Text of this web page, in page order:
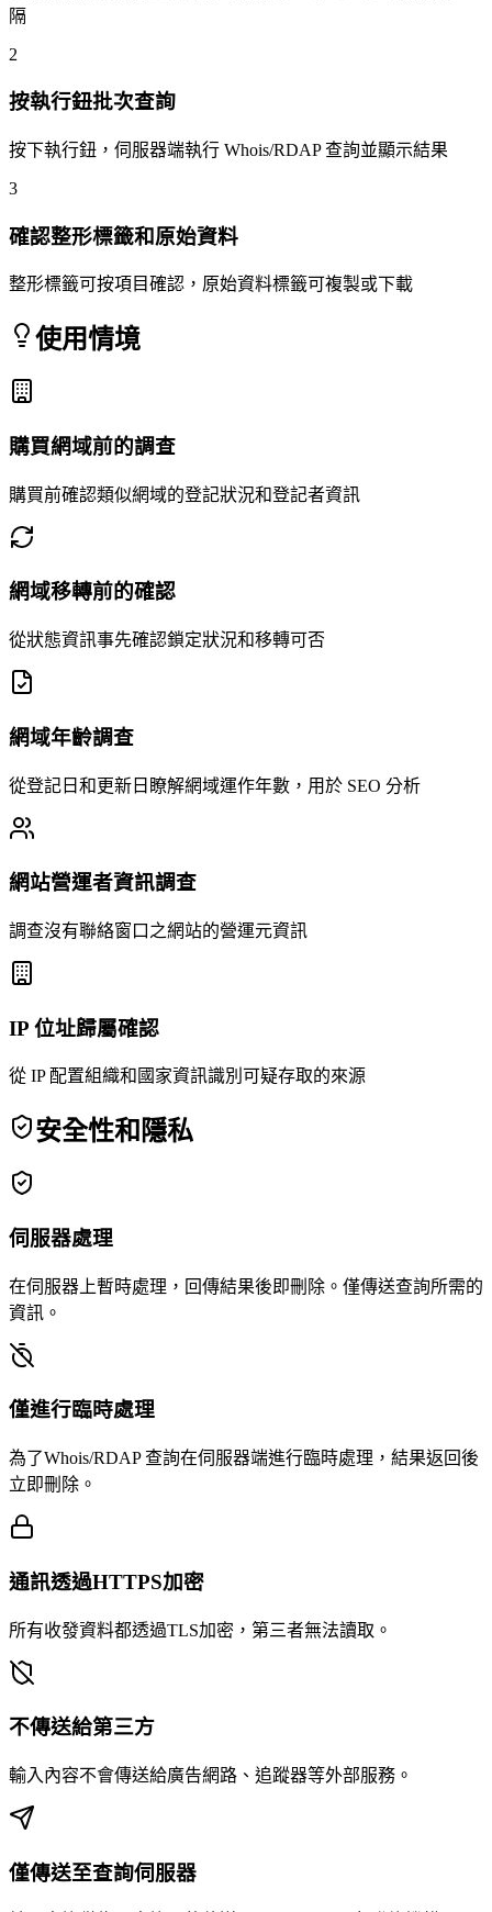
隔
2
按執行鈕批次查詢
按下執行鈕，伺服器端執行 Whois/RDAP 查詢並顯示結果
3
確認整形標籤和原始資料
整形標籤可按項目確認，原始資料標籤可複製或下載
使用情境
購買網域前的調查
購買前確認類似網域的登記狀況和登記者資訊
網域移轉前的確認
從狀態資訊事先確認鎖定狀況和移轉可否
網域年齡調查
從登記日和更新日瞭解網域運作年數，用於 SEO 分析
網站營運者資訊調查
調查沒有聯絡窗口之網站的營運元資訊
IP 位址歸屬確認
從 IP 配置組織和國家資訊識別可疑存取的來源
安全性和隱私
伺服器處理
在伺服器上暫時處理，回傳結果後即刪除。僅傳送查詢所需的
資訊。
僅進行臨時處理
為了Whois/RDAP 查詢在伺服器端進行臨時處理，結果返回後
立即刪除。
通訊透過HTTPS加密
所有收發資料都透過TLS加密，第三者無法讀取。
不傳送給第三方
輸入內容不會傳送給廣告網路、追蹤器等外部服務。
僅傳送至查詢伺服器